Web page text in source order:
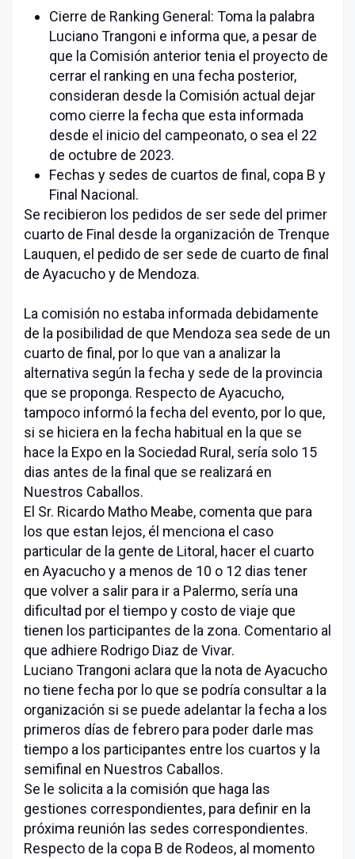
Cierre de Ranking General: Toma la palabra
Luciano Trangoni e informa que, a pesar de
que la Comisión anterior tenia el proyecto de
cerrar el ranking en una fecha posterior,
consideran desde la Comisión actual dejar
como cierre la fecha que esta informada
desde el inicio del campeonato, o sea el 22
de octubre de 2023.
Fechas y sedes de cuartos de final, copa B y
Final Nacional.
Se recibieron los pedidos de ser sede del primer
cuarto de Final desde la organización de Trenque
Lauquen, el pedido de ser sede de cuarto de final
de Ayacucho y de Mendoza.
La comisión no estaba informada debidamente
de la posibilidad de que Mendoza sea sede de un
cuarto de final, por lo que van a analizar la
alternativa según la fecha y sede de la provincia
que se proponga. Respecto de Ayacucho,
tampoco informó la fecha del evento, por lo que,
si se hiciera en la fecha habitual en la que se
hace la Expo en la Sociedad Rural, sería solo 15
dias antes de la final que se realizará en
Nuestros Caballos.
El Sr. Ricardo Matho Meabe, comenta que para
los que estan lejos, él menciona el caso
particular de la gente de Litoral, hacer el cuarto
en Ayacucho y a menos de 10 o 12 dias tener
que volver a salir para ir a Palermo, sería una
dificultad por el tiempo y costo de viaje que
tienen los participantes de la zona. Comentario al
que adhiere Rodrigo Diaz de Vivar.
Luciano Trangoni aclara que la nota de Ayacucho
no tiene fecha por lo que se podría consultar a la
organización si se puede adelantar la fecha a los
primeros días de febrero para poder darle mas
tiempo a los participantes entre los cuartos y la
semifinal en Nuestros Caballos.
Se le solicita a la comisión que haga las
gestiones correspondientes, para definir en la
próxima reunión las sedes correspondientes.
Respecto de la copa B de Rodeos, al momento